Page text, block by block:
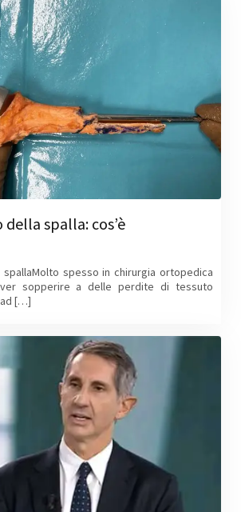
spalla: cos’è
spesso in chirurgia ortopedica
sopperire a delle perdite di tessuto
[…]